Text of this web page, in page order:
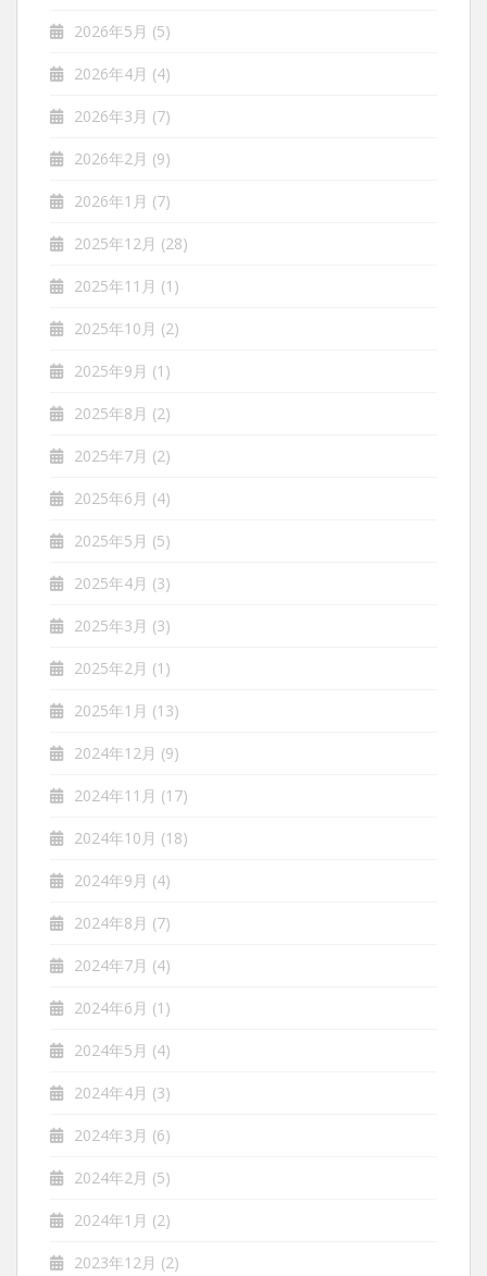
2026年5月 (5)
2026年4月 (4)
2026年3月 (7)
2026年2月 (9)
2026年1月 (7)
2025年12月 (28)
2025年11月 (1)
2025年10月 (2)
2025年9月 (1)
2025年8月 (2)
2025年7月 (2)
2025年6月 (4)
2025年5月 (5)
2025年4月 (3)
2025年3月 (3)
2025年2月 (1)
2025年1月 (13)
2024年12月 (9)
2024年11月 (17)
2024年10月 (18)
2024年9月 (4)
2024年8月 (7)
2024年7月 (4)
2024年6月 (1)
2024年5月 (4)
2024年4月 (3)
2024年3月 (6)
2024年2月 (5)
2024年1月 (2)
2023年12月 (2)